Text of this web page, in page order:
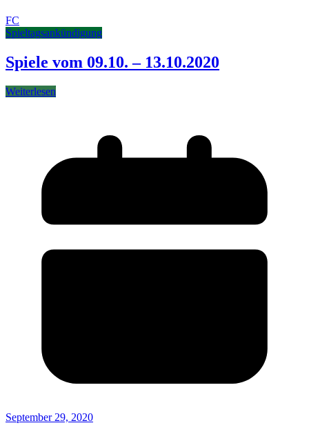
FC
Spieltagsankündigung
Spiele vom 09.10. – 13.10.2020
Weiterlesen
September 29, 2020